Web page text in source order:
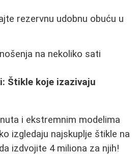
rezervnu udobnu obuću u
na nekoliko sati
Štikle koje izazivaju
i ekstremnim modelima
izgledaju najskuplje štikle na
izdvojite 4 miliona za njih!